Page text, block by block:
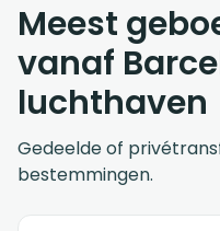
Meest
vanaf
luchthaven
Gedeelde of
bestemmingen.